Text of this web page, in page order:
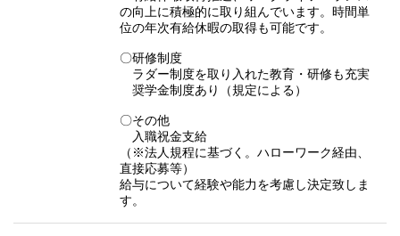
の向上に積極的に取り組んでいます。時間単
位の年次有給休暇の取得も可能です。
〇研修制度
ラダー制度を取り入れた教育・研修も充実
奨学金制度あり（規定による）
〇その他
入職祝金支給
（※法人規程に基づく。ハローワーク経由、
直接応募等）
給与について経験や能力を考慮し決定致しま
す。